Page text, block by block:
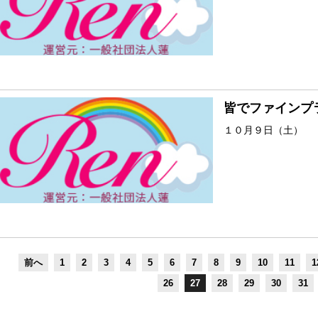
皆でファインプ
１０月９日（土）
前へ 1 2 3 4 5 6 7 8 9 10 11
26
27 28 29 30 31